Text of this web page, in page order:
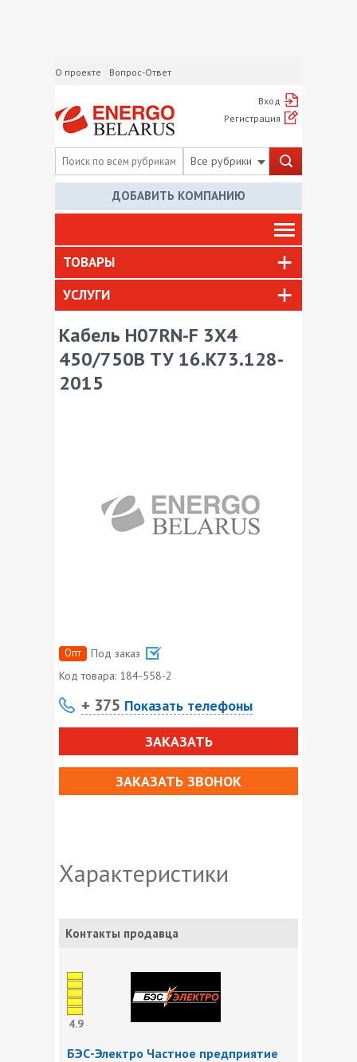
О проекте Вопрос-Ответ
Вход
Регистрация
Все рубрики
ДОБАВИТЬ КОМПАНИЮ
ТОВАРЫ
УСЛУГИ
Кабель H07RN-F 3X4
450/750В ТУ 16.К73.128-
2015
Опт
Под заказ
Код товара: 184-558-2
+ 375 Показать телефоны
ЗАКАЗАТЬ
ЗАКАЗАТЬ ЗВОНОК
Характеристики
Контакты продавца
4.9
БЭС-Электро Частное предприятие